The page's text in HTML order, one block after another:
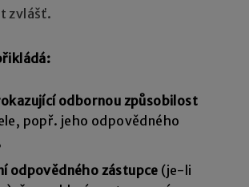
zvlášť.
odbornou způsobilost
popř. jeho odpovědného
odpovědného zástupce (je-li